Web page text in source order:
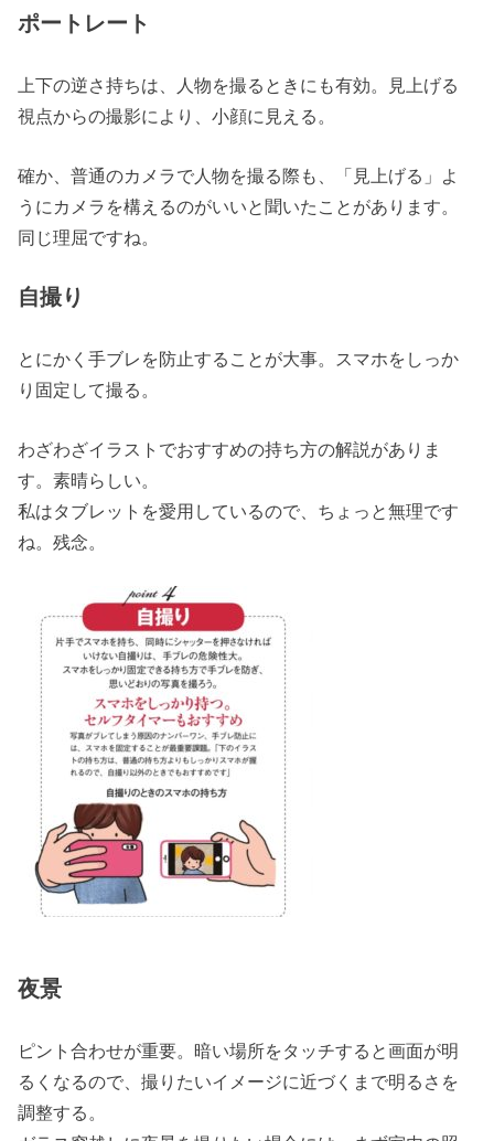
ポートレート
上下の逆さ持ちは、人物を撮るときにも有効。見上げる
視点からの撮影により、小顔に見える。
確か、普通のカメラで人物を撮る際も、「見上げる」よ
うにカメラを構えるのがいいと聞いたことがあります。
同じ理屈ですね。
自撮り
とにかく手ブレを防止することが大事。スマホをしっか
り固定して撮る。
わざわざイラストでおすすめの持ち方の解説がありま
す。素晴らしい。
私はタブレットを愛用しているので、ちょっと無理です
ね。残念。
夜景
ピント合わせが重要。暗い場所をタッチすると画面が明
るくなるので、撮りたいイメージに近づくまで明るさを
調整する。